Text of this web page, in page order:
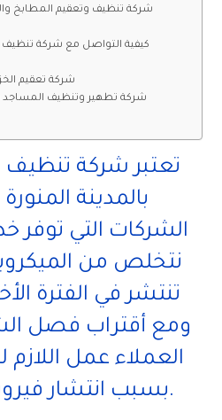
شركة تنظيف وتعقيم المطابخ
كيفية التواصل مع شركة
شركة تعقيم
شركة تطهير وتنظيف المساجد
تعتبر شركة
بالمدينة
الشركات التي توفر
نتخلص من
تنتشر في الفترة
ومع أقتراب فصل
العملاء عمل اللازم
بسبب انتشار فيروس كورونا اللعين.